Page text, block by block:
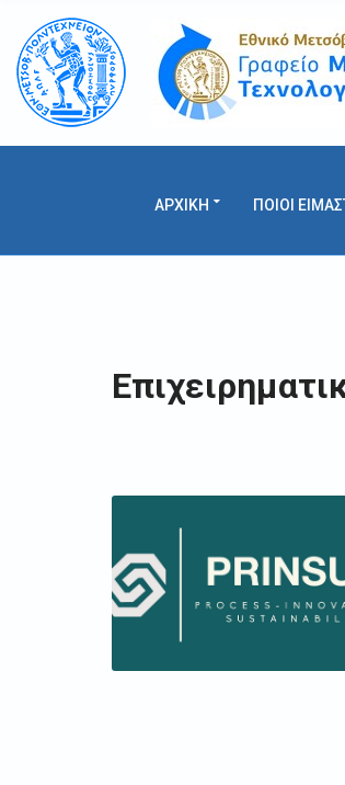
H
F
O
R
ΑΡΧΙΚΗ ΠΟΙΟΙ